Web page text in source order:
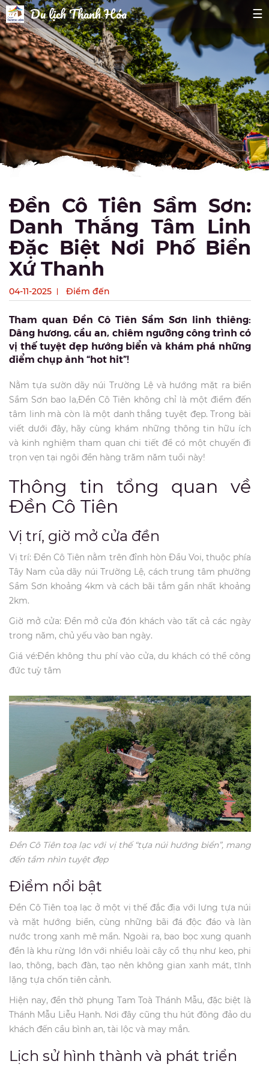
☰
Du lịch Thanh Hóa
Đền Cô Tiên Sầm Sơn:
Danh Thắng Tâm Linh
Đặc Biệt Nơi Phố Biển
Xứ Thanh
04-11-2025 Điểm đến
Tham quan Đền Cô Tiên Sầm Sơn linh thiêng:
Dâng hương, cầu an, chiêm ngưỡng công trình có
vị thế tuyệt đẹp hướng biển và khám phá những
điểm chụp ảnh “hot hit”!
Nằm tựa sườn dãy núi Trường Lệ và hướng mặt ra biển
Sầm Sơn bao la,Đền Cô Tiên không chỉ là một điểm đến
tâm linh mà còn là một danh thắng tuyệt đẹp. Trong bài
viết dưới đây, hãy cùng khám những thông tin hữu ích
và kinh nghiệm tham quan chi tiết để có một chuyến đi
trọn vẹn tại ngôi đền hàng trăm năm tuổi này!
Thông tin tổng quan về
Đền Cô Tiên
Vị trí, giờ mở cửa đền
Vị trí: Đền Cô Tiên nằm trên đỉnh hòn Đầu Voi, thuộc phía
Tây Nam của dãy núi Trường Lệ, cách trung tâm phường
Sầm Sơn khoảng 4km và cách bãi tắm gần nhất khoảng
2km.
Giờ mở cửa: Đền mở cửa đón khách vào tất cả các ngày
trong năm, chủ yếu vào ban ngày.
Giá vé:Đền không thu phí vào cửa, du khách có thể công
đức tuỳ tâm
Đền Cô Tiên toạ lạc với vị thế “tựa núi hướng biển”, mang
đến tầm nhìn tuyệt đẹp
Điểm nổi bật
Đền Cô Tiên toạ lạc ở một vị thế đắc địa với lưng tựa núi
và mặt hướng biển, cùng những bãi đá độc đáo và làn
nước trong xanh mê mẩn. Ngoài ra, bao bọc xung quanh
đền là khu rừng lớn với nhiều loài cây cổ thụ như keo, phi
lao, thông, bạch đàn, tạo nên không gian xanh mát, tĩnh
lặng tựa chốn tiên cảnh.
Hiện nay, đền thờ phụng Tam Toà Thánh Mẫu, đặc biệt là
Thánh Mẫu Liễu Hạnh. Nơi đây cũng thu hút đông đảo du
khách đến cầu bình an, tài lộc và may mắn.
Lịch sử hình thành và phát triển